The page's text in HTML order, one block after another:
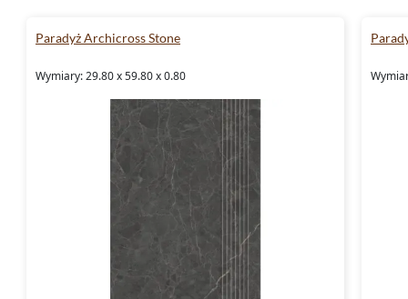
Paradyż Archicross Stone
Wymiary: 29.80 x 59.80 x 0.80